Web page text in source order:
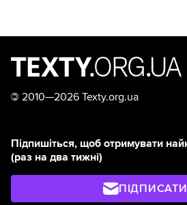
© 2010—2026 Texty.org.ua
Підпишіться, щоб отримувати
(раз на два тижні)